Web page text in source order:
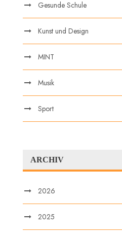
Gesunde Schule
Kunst und Design
MINT
Musik
Sport
ARCHIV
2026
2025